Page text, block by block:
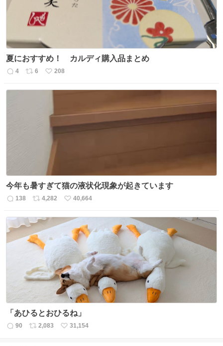
夏におすすめ！ カルディ購入品まとめ
返
4
リ
6
い
208
今年も暑すぎて猫の液状化現象が起きています
返
138
リ
ス
ト
数
4,282
い
ね
数
40,664
「あひるとおひるね」
返
90
リ
2,083
い
31,154